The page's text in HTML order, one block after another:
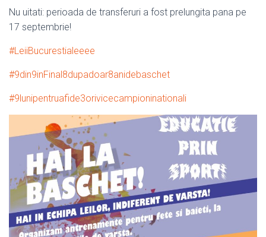
Nu uitati: perioada de transferuri a fost prelungita pana pe
17 septembrie!
#LeiiBucurestialeeee
#9din9inFinal8dupadoar8anidebaschet
#9lunipentruafide3orivicecampioninationali